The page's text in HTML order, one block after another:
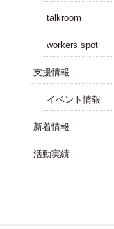
talkroom
workers spot
⽀援情報
イベント情報
新着情報
活動実績